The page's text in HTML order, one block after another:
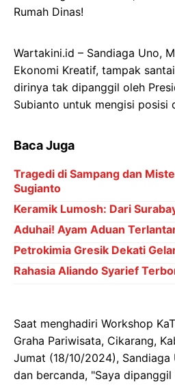
Wartakini.id – Sandiaga Uno,
Ekonomi Kreatif, tampak
dirinya tak dipanggil oleh
Subianto untuk mengisi posisi
Baca Juga
Tragedi di Sampang dan
Sugianto
Keramik Lumosh: Dari
Aduhai! Ayam Aduan
Petrokimia Gresik Dekati
Rahasia Aliando Syarief
Saat menghadiri Workshop
Graha Pariwisata, Cikarang,
Jumat (18/10/2024), Sandiaga
dan bercanda, "Saya dipanggil